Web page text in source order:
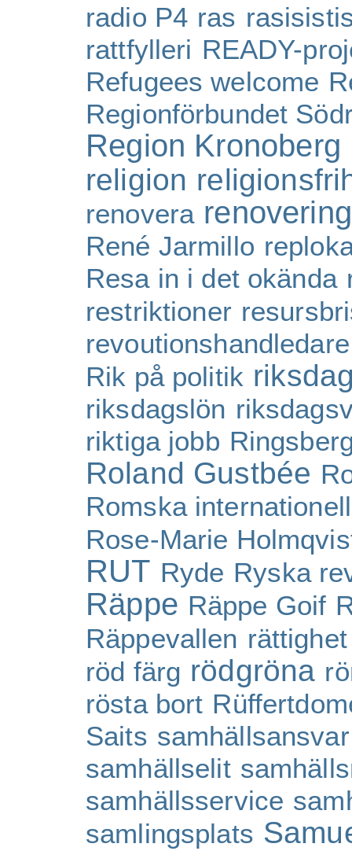
radio P4 ras
rattfylleri READY-
Refugees welcome
Regionförbundet
Region Kronoberg
religion
renovera renovering
René Jarmillo
Resa in i det okända
restriktioner
revoutionshandledare
Rik på politik
riksdagslön
riktiga jobb
Roland Gustbée
Romska
Rose-Marie
RUT Ryde Ryska
Räppe Räppe Goif
Räppevallen rättighet
röd färg rödgröna
rösta bort
Saits samhällsansvar
samhällselit
samhällsservice
samlingsplats